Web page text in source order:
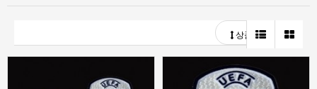
상품정렬